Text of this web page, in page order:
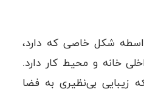
شکل خاصی که دارد،
خانه و محیط کار دارد.
زیبایی بی‌نظیری به فضا